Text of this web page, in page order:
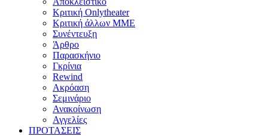
Κριτική Onlytheater
Κριτική άλλων ΜΜΕ
Συνέντευξη
Άρθρο
Παρασκήνιο
Γκρίνια
Rewind
Ακρόαση
Σεμινάριο
Ανακοίνωση
Αγγελίες
ΠΡΟΤΑΣΕΙΣ